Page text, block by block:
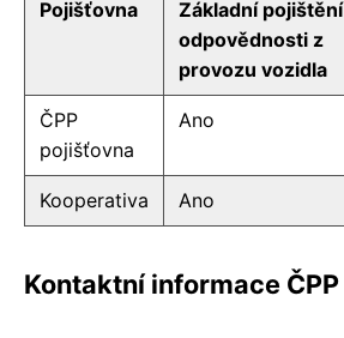
Pojišťovna
Základní pojištění
odpovědnosti z
provozu vozidla
ČPP
pojišťovna
Ano
Kooperativa Ano
Kontaktní informace ČPP